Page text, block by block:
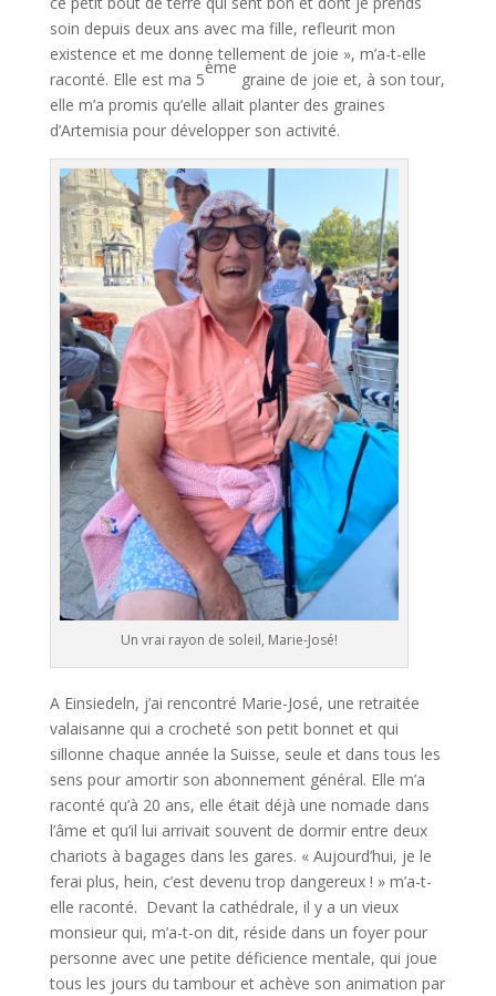
soin depuis deux ans avec ma fille, refleurit mon
existence et me donne tellement de joie », m’a-t-elle
raconté. Elle est ma 5
ème
graine de joie et, à son tour,
elle m’a promis qu’elle allait planter des graines
d’Artemisia pour développer son activité.
Un vrai rayon de soleil, Marie-José!
A Einsiedeln, j’ai rencontré Marie-José, une retraitée
valaisanne qui a crocheté son petit bonnet et qui
sillonne chaque année la Suisse, seule et dans tous les
sens pour amortir son abonnement général. Elle m’a
raconté qu’à 20 ans, elle était déjà une nomade dans
l’âme et qu’il lui arrivait souvent de dormir entre deux
chariots à bagages dans les gares. « Aujourd’hui, je le
ferai plus, hein, c’est devenu trop dangereux ! » m’a-t-
elle raconté. Devant la cathédrale, il y a un vieux
monsieur qui, m’a-t-on dit, réside dans un foyer pour
personne avec une petite déficience mentale, qui joue
tous les jours du tambour et achève son animation par